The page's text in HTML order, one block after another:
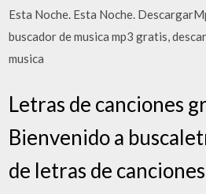
Esta Noche. Esta Noche.
buscador de musica mp3 gratis,
musica
Letras de canciones
Bienvenido a
de letras de